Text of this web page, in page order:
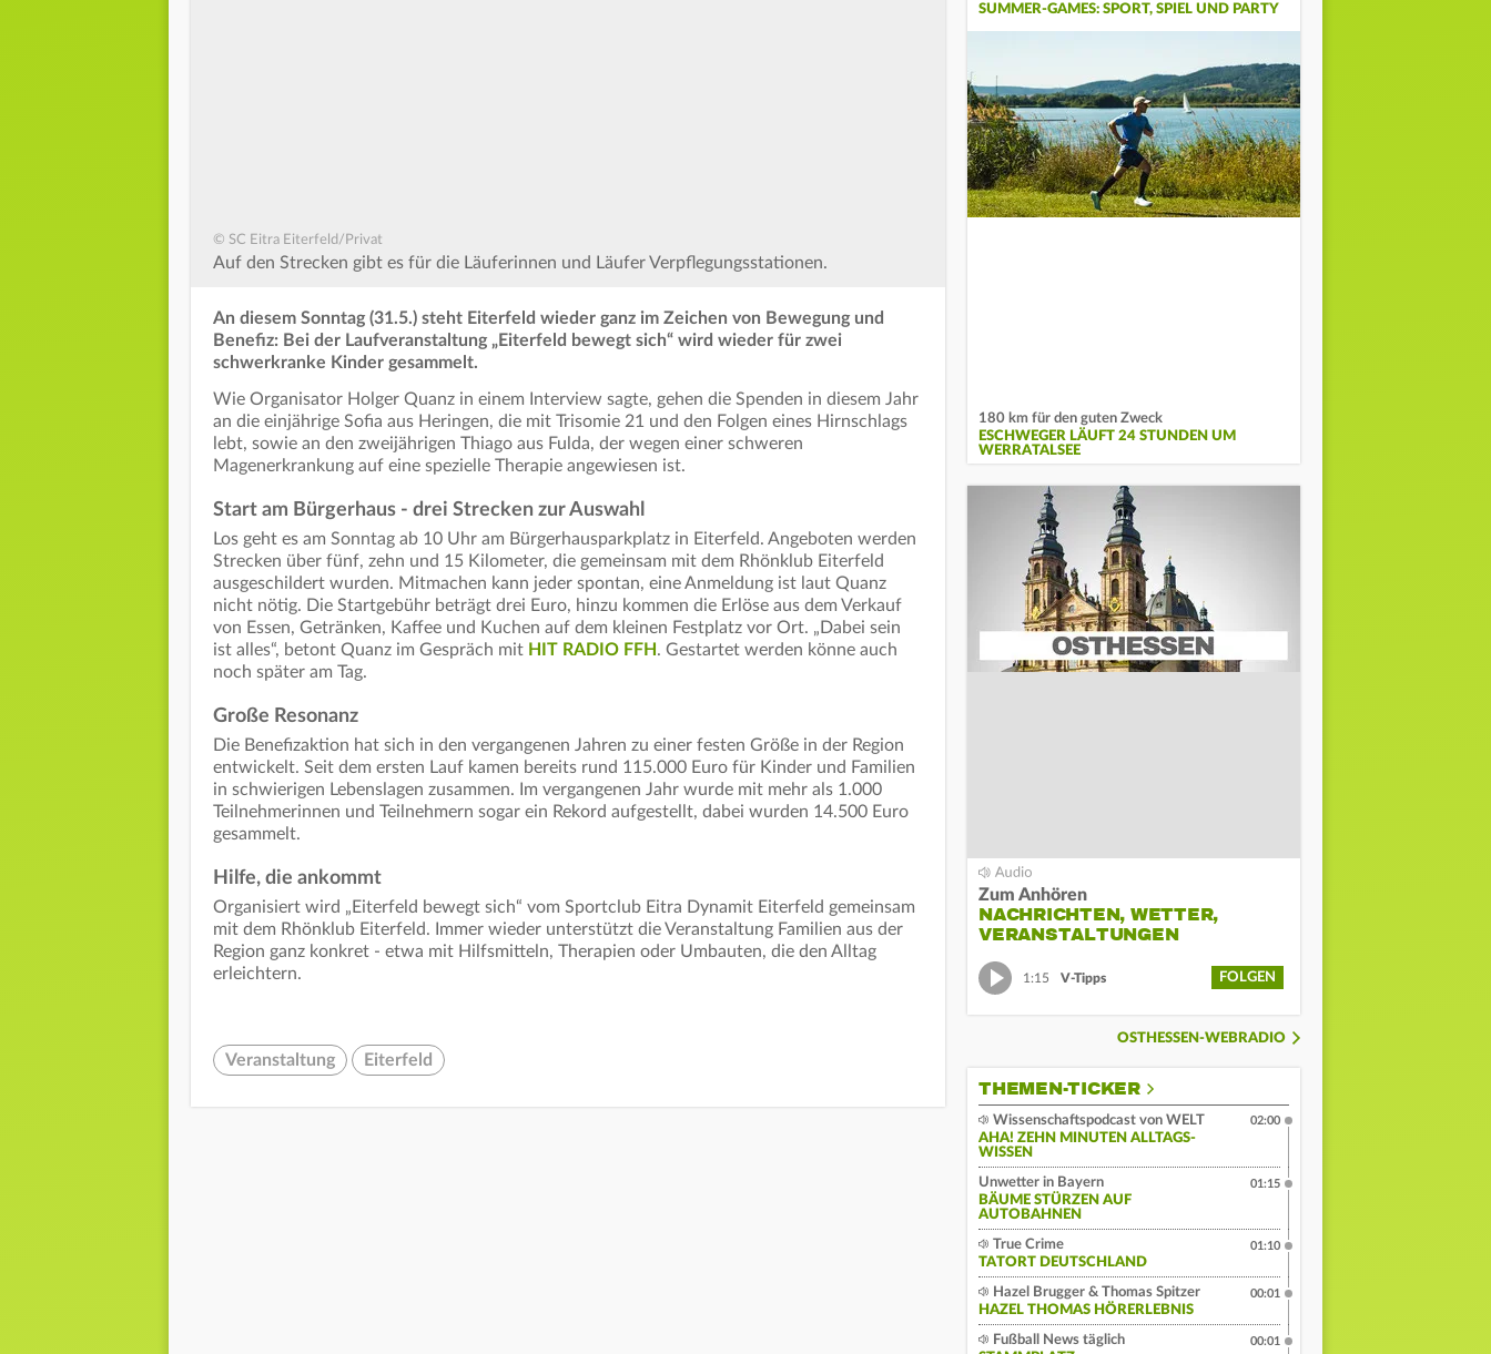
© SC Eitra Eiterfeld/Privat
Auf den Strecken gibt es für die Läuferinnen und Läufer Verpflegungsstationen.
An diesem Sonntag (31.5.) steht Eiterfeld wieder ganz im Zeichen von Bewegung und
Benefiz: Bei der Laufveranstaltung „Eiterfeld bewegt sich“ wird wieder für zwei
schwerkranke Kinder gesammelt.
Wie Organisator Holger Quanz in einem Interview sagte, gehen die Spenden in diesem Jahr
an die einjährige Sofia aus Heringen, die mit Trisomie 21 und den Folgen eines Hirnschlags
lebt, sowie an den zweijährigen Thiago aus Fulda, der wegen einer schweren
Magenerkrankung auf eine spezielle Therapie angewiesen ist.
Start am Bürgerhaus - drei Strecken zur Auswahl
Los geht es am Sonntag ab 10 Uhr am Bürgerhausparkplatz in Eiterfeld. Angeboten werden
Strecken über fünf, zehn und 15 Kilometer, die gemeinsam mit dem Rhönklub Eiterfeld
ausgeschildert wurden. Mitmachen kann jeder spontan, eine Anmeldung ist laut Quanz
nicht nötig. Die Startgebühr beträgt drei Euro, hinzu kommen die Erlöse aus dem Verkauf
von Essen, Getränken, Kaffee und Kuchen auf dem kleinen Festplatz vor Ort. „Dabei sein
ist alles“, betont Quanz im Gespräch mit HIT RADIO FFH . Gestartet werden könne auch
noch später am Tag.
Große Resonanz
Die Benefizaktion hat sich in den vergangenen Jahren zu einer festen Größe in der Region
entwickelt. Seit dem ersten Lauf kamen bereits rund 115.000 Euro für Kinder und Familien
in schwierigen Lebenslagen zusammen. Im vergangenen Jahr wurde mit mehr als 1.000
Teilnehmerinnen und Teilnehmern sogar ein Rekord aufgestellt, dabei wurden 14.500 Euro
gesammelt.
Hilfe, die ankommt
Organisiert wird „Eiterfeld bewegt sich“ vom Sportclub Eitra Dynamit Eiterfeld gemeinsam
mit dem Rhönklub Eiterfeld. Immer wieder unterstützt die Veranstaltung Familien aus der
Region ganz konkret - etwa mit Hilfsmitteln, Therapien oder Umbauten, die den Alltag
erleichtern.
Veranstaltung Eiterfeld
SUMMER-GAMES: SPORT, SPIEL UND PARTY
180 km für den guten Zweck
ESCHWEGER LÄUFT 24 STUNDEN UM
WERRATALSEE
Zum Anhören
NACHRICHTEN, WETTER,
VERANSTALTUNGEN
1:15 V-Tipps FOLGEN
OSTHESSEN-WEBRADIO
THEMEN-TICKER
Wissenschaftspodcast von WELT
AHA! ZEHN MINUTEN ALLTAGS-
WISSEN
02:00
Unwetter in Bayern
BÄUME STÜRZEN AUF
AUTOBAHNEN
01:15
True Crime
TATORT DEUTSCHLAND
01:10
Hazel Brugger & Thomas Spitzer
HAZEL THOMAS HÖRERLEBNIS
00:01
Fußball News täglich
00:01